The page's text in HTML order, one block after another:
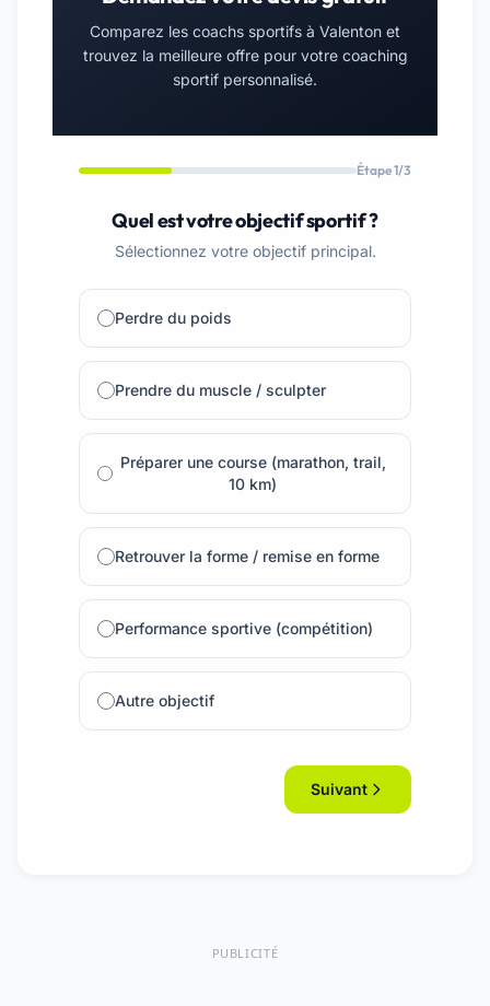
Comparez les coachs sportifs à Valenton et
trouvez la meilleure offre pour votre coaching
sportif personnalisé.
Étape 1/3
Quel est votre objectif sportif ?
Sélectionnez votre objectif principal.
Perdre du poids
Prendre du muscle / sculpter
Préparer une course (marathon, trail,
10 km)
Retrouver la forme / remise en forme
Performance sportive (compétition)
Autre objectif
Suivant
PUBLICITÉ